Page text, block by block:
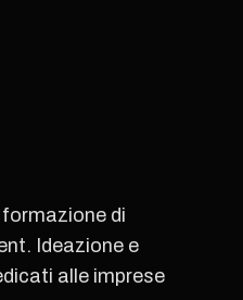
di
Ideazione e
alle imprese